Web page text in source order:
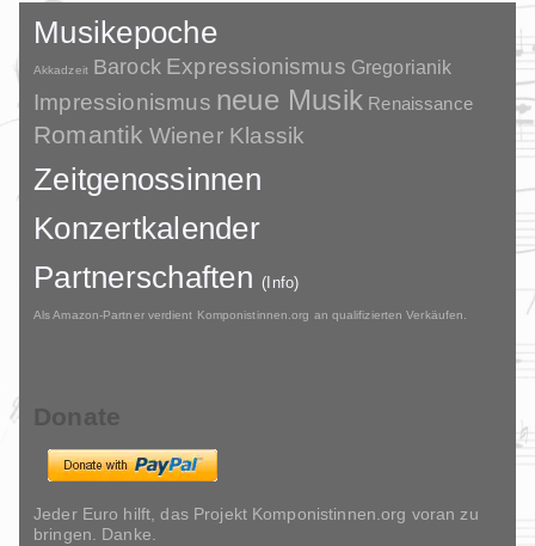
Musikepoche
Akkadzeit Barock Expressionismus Gregorianik
Impressionismus neue Musik Renaissance
Romantik Wiener Klassik
Zeitgenossinnen
Konzertkalender
Partnerschaften(Info)
Als Amazon-Partner verdient Komponistinnen.org an qualifizierten Verkäufen.
Donate
Jeder Euro hilft, das Projekt Komponistinnen.org voran zu
bringen. Danke.